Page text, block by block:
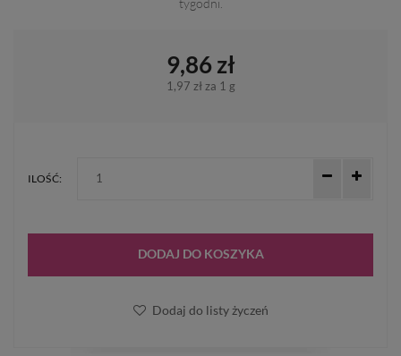
9,86 zł
1,97 złza 1 g
ILOŚĆ:
DODAJ DO KOSZYKA
Dodaj do listy życzeń